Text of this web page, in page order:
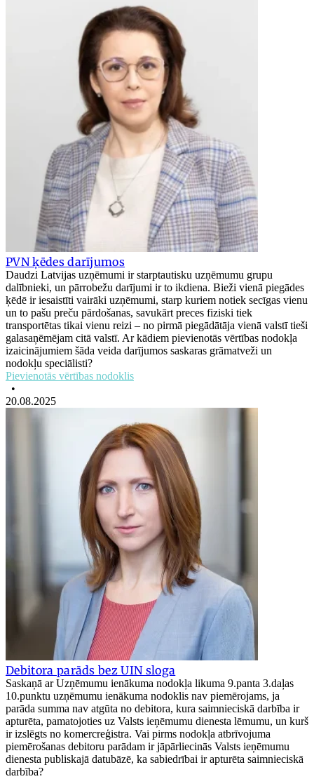
PVN ķēdes darījumos
Daudzi Latvijas uzņēmumi ir starptautisku uzņēmumu grupu
dalībnieki, un pārrobežu darījumi ir to ikdiena. Bieži vienā piegādes
ķēdē ir iesaistīti vairāki uzņēmumi, starp kuriem notiek secīgas vienu
un to pašu preču pārdošanas, savukārt preces fiziski tiek
transportētas tikai vienu reizi – no pirmā piegādātāja vienā valstī tieši
galasaņēmējam citā valstī. Ar kādiem pievienotās vērtības nodokļa
izaicinājumiem šāda veida darījumos saskaras grāmatveži un
nodokļu speciālisti?
Pievienotās vērtības nodoklis
•
20.08.2025
Debitora parāds bez UIN sloga
Saskaņā ar Uzņēmumu ienākuma nodokļa likuma 9.panta 3.daļas
10.punktu uzņēmumu ienākuma nodoklis nav piemērojams, ja
parāda summa nav atgūta no debitora, kura saimnieciskā darbība ir
apturēta, pamatojoties uz Valsts ieņēmumu dienesta lēmumu, un kurš
ir izslēgts no komercreģistra. Vai pirms nodokļa atbrīvojuma
piemērošanas debitoru parādam ir jāpārliecinās Valsts ieņēmumu
dienesta publiskajā datubāzē, ka sabiedrībai ir apturēta saimnieciskā
darbība?